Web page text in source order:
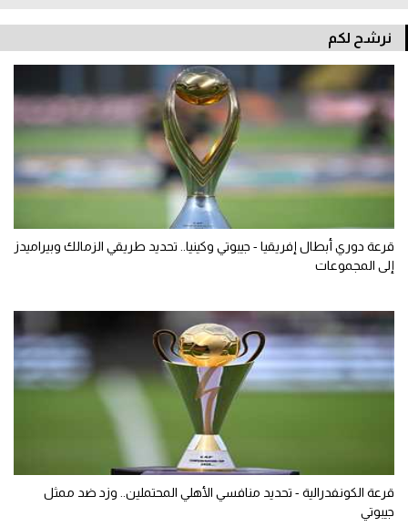
نرشح لكم
قرعة دوري أبطال إفريقيا - جيبوتي وكينيا.. تحديد طريقي الزمالك وبيراميدز
إلى المجموعات
قرعة الكونفدرالية - تحديد منافسي الأهلي المحتملين.. وزد ضد ممثل
جيبوتي